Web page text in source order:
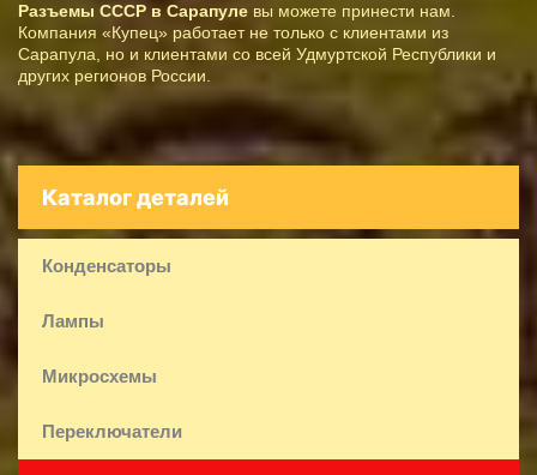
Разъемы СССР в Сарапуле вы можете принести нам.
Компания «Купец» работает не только с клиентами из
Сарапула, но и клиентами со всей Удмуртской Республики и
других регионов России.
Каталог деталей
Конденсаторы
Лампы
Микросхемы
Переключатели